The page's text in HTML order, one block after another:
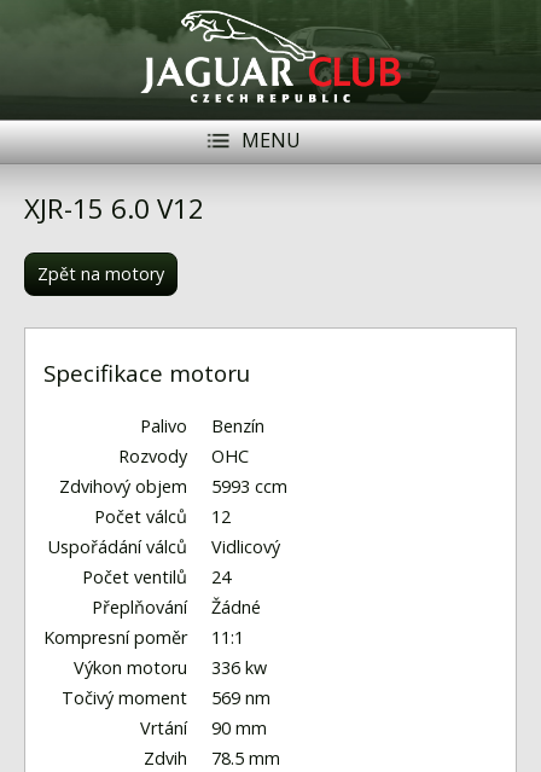
MENU
Modely Jaguar
Naše vozy
Inzerce
Fórum
Kontakt
XJR-15 6.0 V12
Zpět na motory
Specifikace motoru
Palivo
Benzín
Rozvody
OHC
Zdvihový objem
5993 ccm
Počet válců
12
Uspořádání válců
Vidlicový
Počet ventilů
24
Přeplňování
Žádné
Kompresní poměr
11:1
Výkon motoru
336 kw
Točivý moment
569 nm
Vrtání
90 mm
Zdvih
78.5 mm